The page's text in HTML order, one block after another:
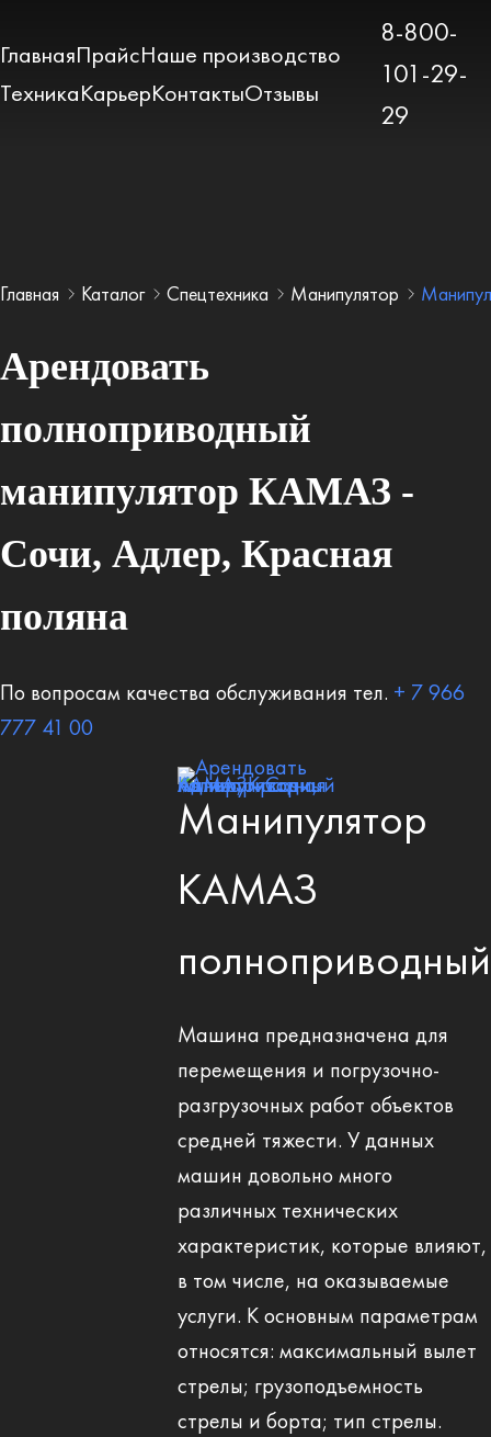
ГлавнаяПрайсНаше производство
ТехникаКарьерКонтактыОтзывы
8-800-
101-29-
29
Главная Каталог Спецтехника Манипулятор
Арендовать
полноприводный
манипулятор КАМАЗ -
Сочи, Адлер, Красная
поляна
По вопросам качества обслуживания тел. + 7 966
777 41 00
Манипулятор
КАМАЗ
полноприводный
Машина предназначена для
перемещения и погрузочно-
разгрузочных работ объектов
средней тяжести. У данных
машин довольно много
различных технических
характеристик, которые влияют,
в том числе, на оказываемые
услуги. К основным параметрам
относятся: максимальный вылет
стрелы; грузоподъемность
стрелы и борта; тип стрелы.